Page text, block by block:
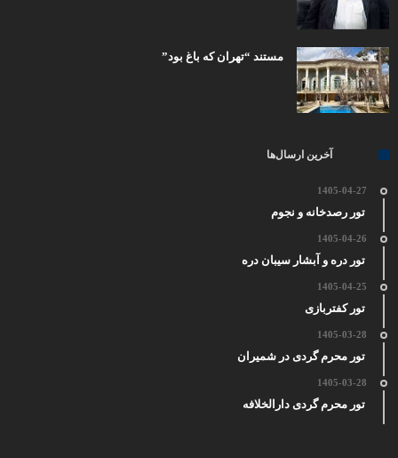
مستند “تهران که باغ بود”
آخرین ارسال‌ها
1405-04-27
تور رصدخانه و نجوم
1405-04-26
تور دره و آبشار سیبان دره
1405-04-25
تور کفتربازی
1405-03-28
تور محرم گردی در شمیران
1405-03-28
تور محرم گردی دارالخلافه